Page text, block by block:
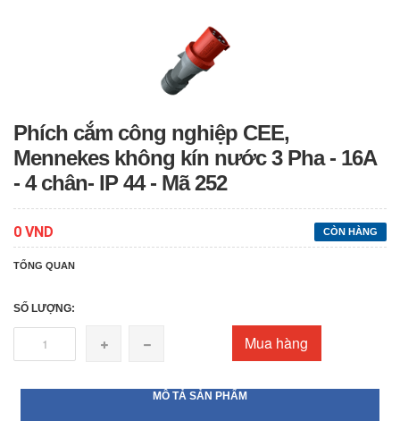
Phích cắm công nghiệp CEE,
Mennekes không kín nước 3 Pha - 16A
- 4 chân- IP 44 - Mã 252
CÒN HÀNG
0 VND
TỔNG QUAN
SỐ LƯỢNG:
Mua hàng
MÔ TẢ SẢN PHẨM